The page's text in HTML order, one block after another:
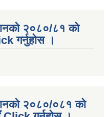
२०८०/८१ को
गर्नुहोस ।
२०८०/०८१ को